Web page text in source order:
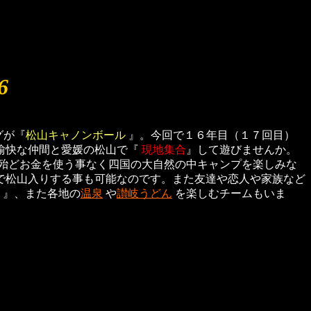
が『松山キャノンボール 』。今回で１６年目（１７回目）
な仲間と愛媛の松山で『 現地集合 』して遊びませんか。
お金を使う事なく四国の大自然の中キャンプを楽しみな
山入りする事も可能なのです。また友達や恋人や家族など
』、また各地の温泉 や讃岐うどん を楽しむチームもいま